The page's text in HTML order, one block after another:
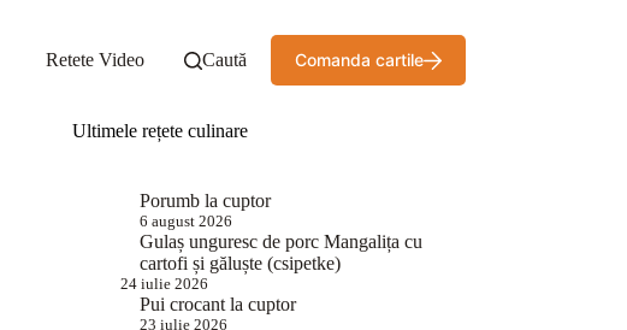
Retete Video Caută Comanda cartile
Ultimele rețete culinare
Porumb la cuptor
6 august 2026
Gulaș unguresc de porc Mangalița cu
cartofi și găluște (csipetke)
24 iulie 2026
Pui crocant la cuptor
23 iulie 2026